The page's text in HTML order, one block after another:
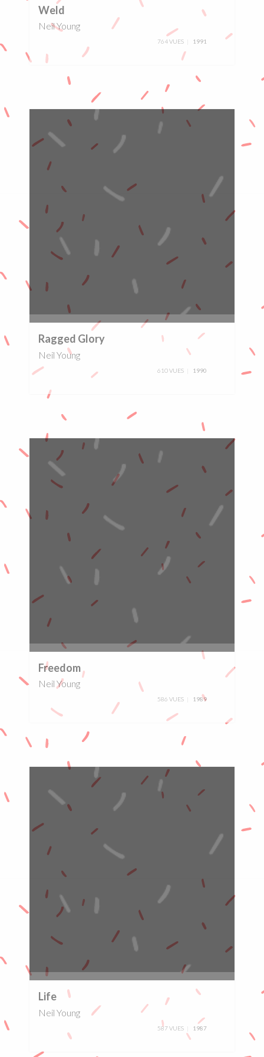
Weld
Neil Young
764 VUES 1991
Ragged Glory
Neil Young
610 VUES 1990
Freedom
Neil Young
586 VUES 1989
0%
Life
Neil Young
587 VUES 1987